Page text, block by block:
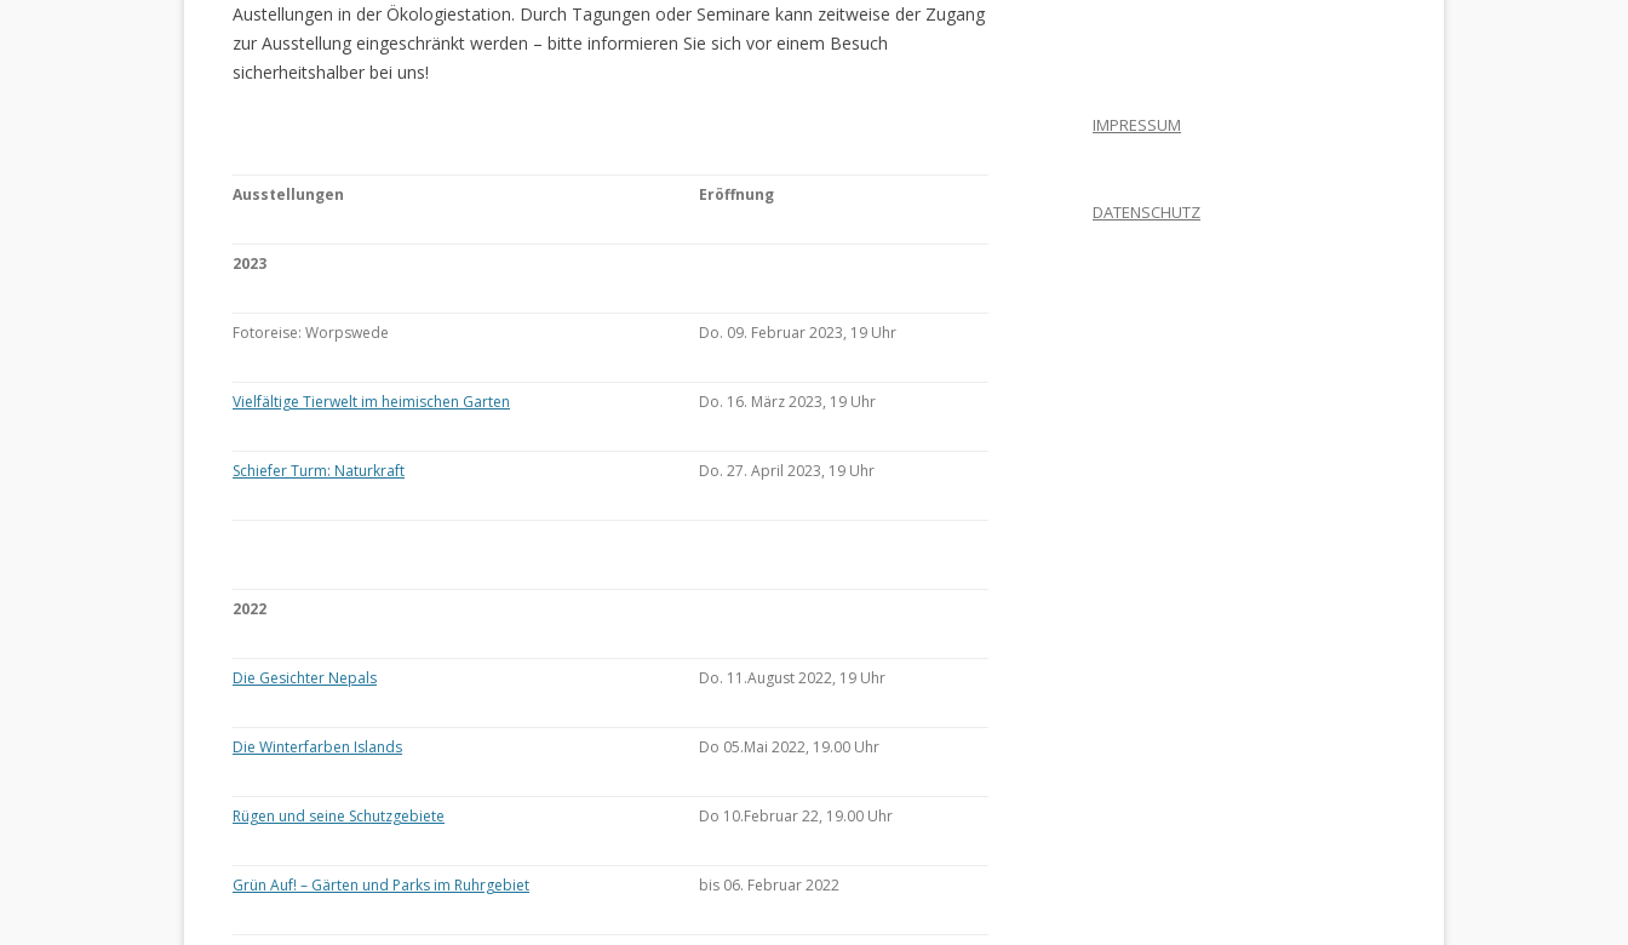
Austellungen in der Ökologiestation. Durch Tagungen oder Seminare kann zeitweise der Zugang
zur Ausstellung eingeschränkt werden – bitte informieren Sie sich vor einem Besuch
sicherheitshalber bei uns!
Ausstellungen Eröffnung
2023
Fotoreise: Worpswede Do. 09. Februar 2023, 19 Uhr
Vielfältige Tierwelt im heimischen Garten Do. 16. März 2023, 19 Uhr
Schiefer Turm: Naturkraft Do. 27. April 2023, 19 Uhr
2022
Die Gesichter Nepals Do. 11.August 2022, 19 Uhr
Die Winterfarben Islands Do 05.Mai 2022, 19.00 Uhr
Rügen und seine Schutzgebiete Do 10.Februar 22, 19.00 Uhr
Grün Auf! – Gärten und Parks im Ruhrgebiet bis 06. Februar 2022
IMPRESSUM
DATENSCHUTZ